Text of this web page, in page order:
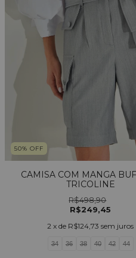
50%OFF
CAMISA COM MANGA
TRICOLINE
R$498,90
R$249,45
2 x de R$124,73 sem juros
34 36 38 40 42 44